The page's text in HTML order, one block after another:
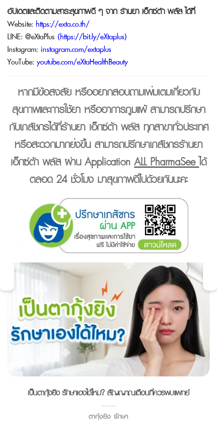
อัปเดตและติดตามสาระสุขภาพดี ๆ จากร้านยา เอ็กซ์ต้า พลัสได้ที่
Website: https://exta.co.th/
LINE: @eXtaPlus (https://bit.ly/eXtaplus)
Instagram: instagram.com/extaplus
YouTube: youtube.com/eXtaHealthBeauty
หากมีข้อสงสัย หรืออยากสอบถามเพิ่มเติมเกี่ยวกับ
สุขภาพและการใช้ยา หรืออาการภูมิแพ้ สามารถปรึกษา
กับเภสัชกรได้ที่ร้านยา เอ็กซ์ต้า พลัสทุกสาขาทั่วประเทศ
หรือสะดวกมากยิ่งขึ้น สามารถปรึกษาเภสัชกรร้านยา
เอ็กซ์ต้า พลัส ผ่าน Application ALL PharmaSeeได้
ตลอด 24 ชั่วโมง มาสุขภาพดีไปด้วยกันนะคะ
เป็นตากุ้งยิง รักษาเองได้ไหม? สัญญาณเตือนที่ควรพบแพทย์
ตากุ้งยิง รักษา